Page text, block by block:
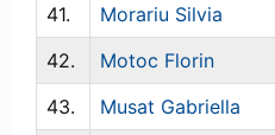
41.
Morariu Silvia
42.
Motoc Florin
43.
Musat Gabriella